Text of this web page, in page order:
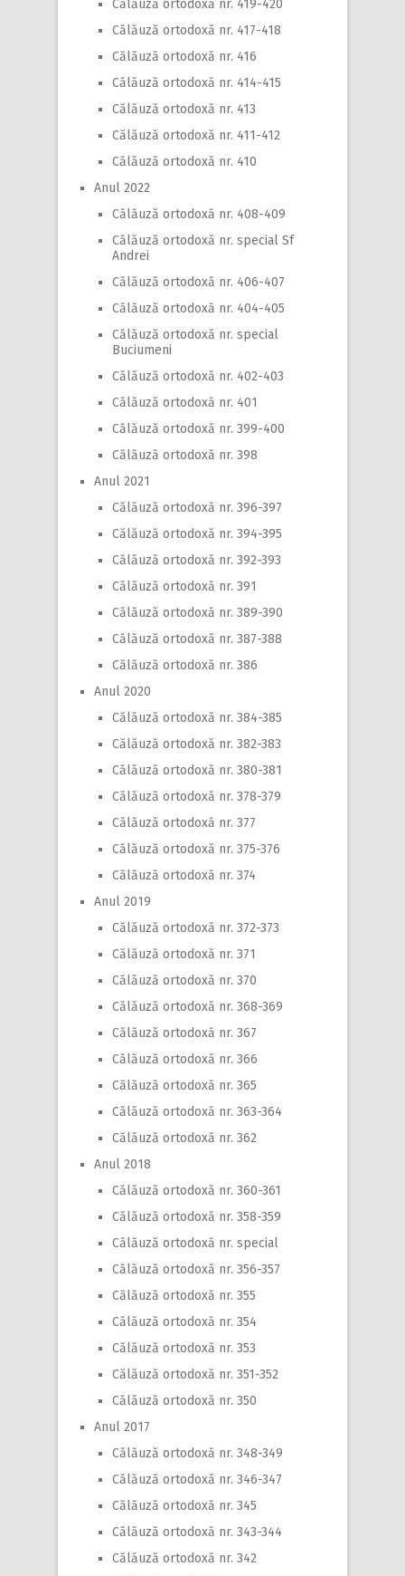
Călăuză ortodoxă nr. 419-420
Călăuză ortodoxă nr. 417-418
Călăuză ortodoxă nr. 416
Călăuză ortodoxă nr. 414-415
Călăuză ortodoxă nr. 413
Călăuză ortodoxă nr. 411-412
Călăuză ortodoxă nr. 410
Anul 2022
Călăuză ortodoxă nr. 408-409
Călăuză ortodoxă nr. special Sf
Andrei
Călăuză ortodoxă nr. 406-407
Călăuză ortodoxă nr. 404-405
Călăuză ortodoxă nr. special
Buciumeni
Călăuză ortodoxă nr. 402-403
Călăuză ortodoxă nr. 401
Călăuză ortodoxă nr. 399-400
Călăuză ortodoxă nr. 398
Anul 2021
Călăuză ortodoxă nr. 396-397
Călăuză ortodoxă nr. 394-395
Călăuză ortodoxă nr. 392-393
Călăuză ortodoxă nr. 391
Călăuză ortodoxă nr. 389-390
Călăuză ortodoxă nr. 387-388
Călăuză ortodoxă nr. 386
Anul 2020
Călăuză ortodoxă nr. 384-385
Călăuză ortodoxă nr. 382-383
Călăuză ortodoxă nr. 380-381
Călăuză ortodoxă nr. 378-379
Călăuză ortodoxă nr. 377
Călăuză ortodoxă nr. 375-376
Călăuză ortodoxă nr. 374
Anul 2019
Călăuză ortodoxă nr. 372-373
Călăuză ortodoxă nr. 371
Călăuză ortodoxă nr. 370
Călăuză ortodoxă nr. 368-369
Călăuză ortodoxă nr. 367
Călăuză ortodoxă nr. 366
Călăuză ortodoxă nr. 365
Călăuză ortodoxă nr. 363-364
Călăuză ortodoxă nr. 362
Anul 2018
Călăuză ortodoxă nr. 360-361
Călăuză ortodoxă nr. 358-359
Călăuză ortodoxă nr. special
Călăuză ortodoxă nr. 356-357
Călăuză ortodoxă nr. 355
Călăuză ortodoxă nr. 354
Călăuză ortodoxă nr. 353
Călăuză ortodoxă nr. 351-352
Călăuză ortodoxă nr. 350
Anul 2017
Călăuză ortodoxă nr. 348-349
Călăuză ortodoxă nr. 346-347
Călăuză ortodoxă nr. 345
Călăuză ortodoxă nr. 343-344
Călăuză ortodoxă nr. 342